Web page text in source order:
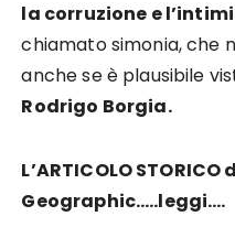
la corruzione e
chiamato simonia, che
anche se è plausibile
Rodrigo Borgia.
L’ARTICOLO
Geographic…..leggi….